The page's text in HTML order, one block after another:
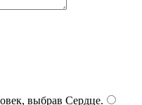
выбрав Сердце.